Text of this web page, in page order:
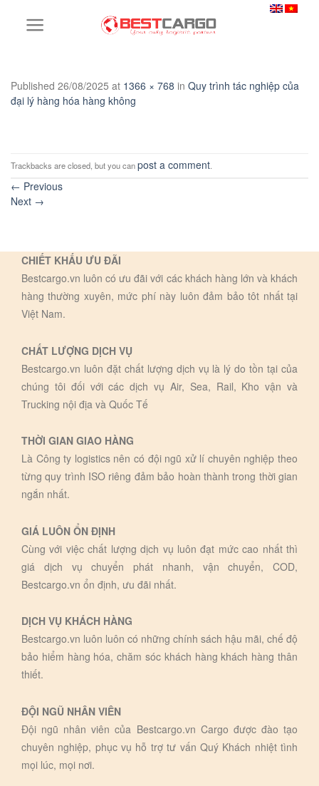
Published 26/08/2025 at 1366 × 768 in Quy trình tác nghiệp của
đại lý hàng hóa hàng không
Trackbacks are closed, but you canpost a comment.
← Previous
Next →
CHIẾT KHẤU ƯU ĐÃI
Bestcargo.vn luôn có ưu đãi với các khách hàng lớn và khách
hàng thường xuyên, mức phí này luôn đảm bảo tôt nhất tại
Việt Nam.
CHẤT LƯỢNG DỊCH VỤ
Bestcargo.vn luôn đặt chất lượng dịch vụ là lý do tồn tại của
chúng tôi đối với các dịch vụ Air, Sea, Rail, Kho vận và
Trucking nội địa và Quốc Tế
THỜI GIAN GIAO HÀNG
Là Công ty logistics nên có đội ngũ xử lí chuyên nghiệp theo
từng quy trình ISO riêng đảm bảo hoàn thành trong thời gian
ngắn nhất.
GIÁ LUÔN ỔN ĐỊNH
Cùng với việc chất lượng dịch vụ luôn đạt mức cao nhất thì
giá dịch vụ chuyển phát nhanh, vận chuyển, COD,
Bestcargo.vn ổn định, ưu đãi nhất.
DỊCH VỤ KHÁCH HÀNG
Bestcargo.vn luôn luôn có những chính sách hậu mãi, chế độ
bảo hiểm hàng hóa, chăm sóc khách hàng khách hàng thân
thiết.
ĐỘI NGŨ NHÂN VIÊN
Đội ngũ nhân viên của Bestcargo.vn Cargo được đào tạo
chuyên nghiệp, phục vụ hỗ trợ tư vấn Quý Khách nhiệt tình
mọi lúc, mọi nơi.